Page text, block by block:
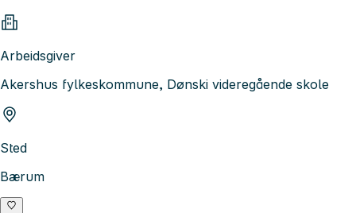
Arbeidsgiver
Akershus fylkeskommune, Dønski videregående skole
Sted
Bærum